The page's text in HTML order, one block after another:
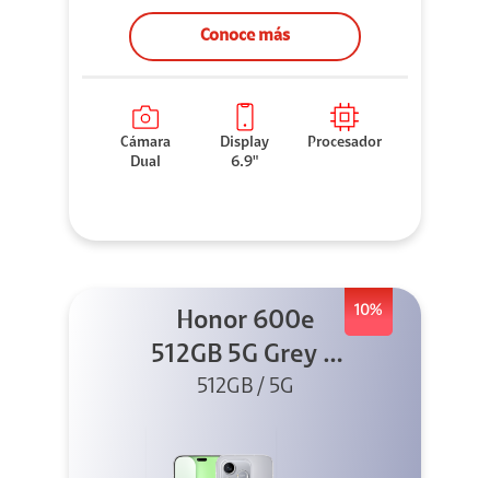
Conoce más
Cámara
Dual
Display
6.9"
Procesador
10%
Honor 600e
512GB 5G Grey +
45W
512GB / 5G